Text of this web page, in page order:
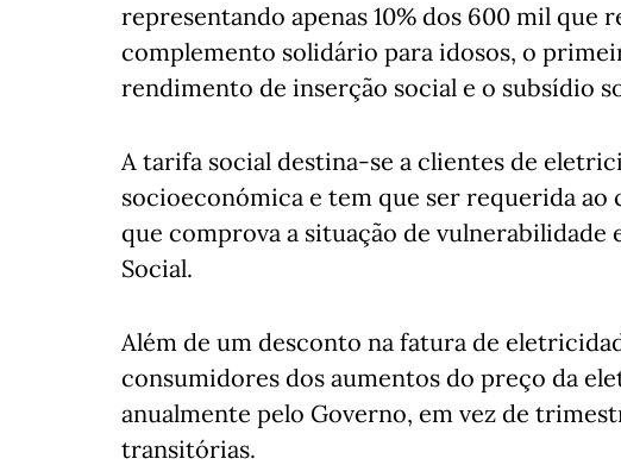
representando apenas 10% dos 600 mil que
complemento solidário para idosos, o
rendimento de inserção social e o subsídio
A tarifa social destina-se a clientes de
socioeconómica e tem que ser requerida
que comprova a situação de vulnerabilidade
Social.
Além de um desconto na fatura de
consumidores dos aumentos do preço da
anualmente pelo Governo, em vez de
transitórias.